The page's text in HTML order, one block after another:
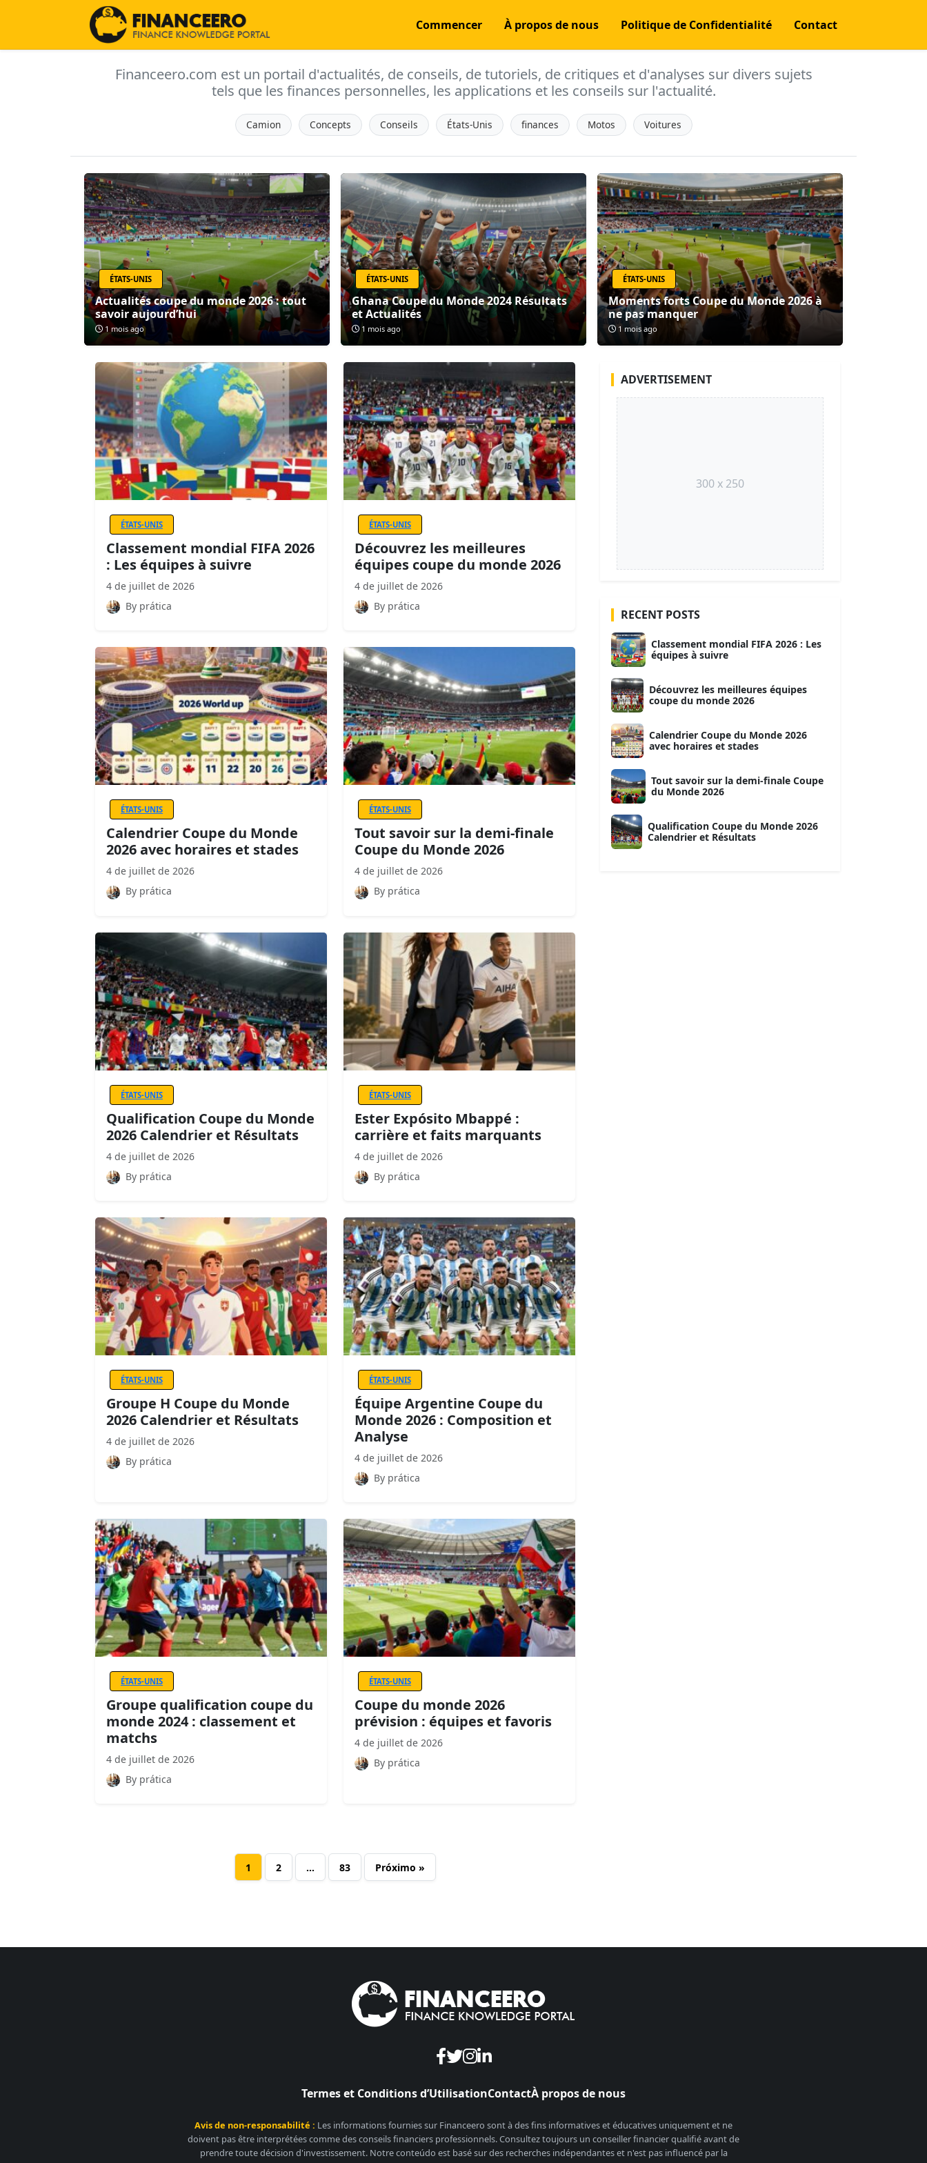
Commencer À propos de nous Politique de Confidentialité Contact
Financeero.com est un portail d'actualités, de conseils, de tutoriels, de critiques et d'analyses sur divers sujets
tels que les finances personnelles, les applications et les conseils sur l'actualité.
Camion Concepts Conseils États-Unis finances Motos Voitures
ÉTATS-UNIS
Actualités coupe du monde 2026 : tout
savoir aujourd’hui
1 mois ago
ÉTATS-UNIS
Ghana Coupe du Monde 2024 Résultats
et Actualités
1 mois ago
ÉTATS-UNIS
Moments forts Coupe du Monde 2026 à
ne pas manquer
1 mois ago
ÉTATS-UNIS
Classement mondial FIFA 2026
: Les équipes à suivre
4 de juillet de 2026
By prática
ÉTATS-UNIS
Découvrez les meilleures
équipes coupe du monde 2026
4 de juillet de 2026
By prática
ÉTATS-UNIS
Calendrier Coupe du Monde
2026 avec horaires et stades
4 de juillet de 2026
By prática
ÉTATS-UNIS
Tout savoir sur la demi-finale
Coupe du Monde 2026
4 de juillet de 2026
By prática
ÉTATS-UNIS
Qualification Coupe du Monde
2026 Calendrier et Résultats
4 de juillet de 2026
By prática
ÉTATS-UNIS
Ester Expósito Mbappé :
carrière et faits marquants
4 de juillet de 2026
By prática
ÉTATS-UNIS
Groupe H Coupe du Monde
2026 Calendrier et Résultats
4 de juillet de 2026
By prática
ÉTATS-UNIS
Équipe Argentine Coupe du
Monde 2026 : Composition et
Analyse
4 de juillet de 2026
By prática
ÉTATS-UNIS
Groupe qualification coupe du
monde 2024 : classement et
matchs
4 de juillet de 2026
By prática
ÉTATS-UNIS
Coupe du monde 2026
prévision : équipes et favoris
4 de juillet de 2026
By prática
1 2 … 83 Próximo »
ADVERTISEMENT
300 x 250
RECENT POSTS
Classement mondial FIFA 2026 : Les
équipes à suivre
Découvrez les meilleures équipes
coupe du monde 2026
Calendrier Coupe du Monde 2026
avec horaires et stades
Tout savoir sur la demi-finale Coupe
du Monde 2026
Qualification Coupe du Monde 2026
Calendrier et Résultats
Termes et Conditions d’UtilisationContactÀ propos de nous
Avis de non-responsabilité : Les informations fournies sur Financeero sont à des fins informatives et éducatives uniquement et ne
doivent pas être interprétées comme des conseils financiers professionnels. Consultez toujours un conseiller financier qualifié avant de
prendre toute décision d'investissement. Notre conteúdo est basé sur des recherches indépendantes et n'est pas influencé par la